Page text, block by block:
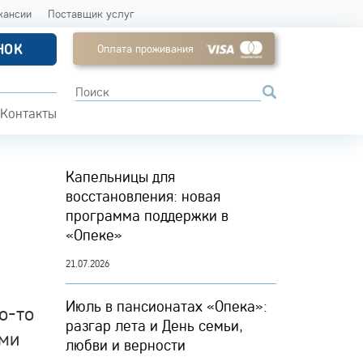
Поставщик услуг
Контакты
Оплата проживания
то
Капельницы для
восстановления: новая
программа поддержки в
«Опеке»
21.07.2026
Июль в пансионатах «Опека»:
разгар лета и День семьи,
любви и верности